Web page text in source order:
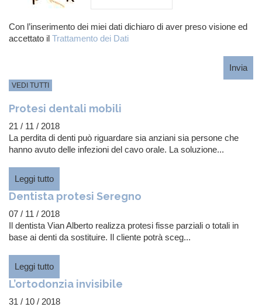
Con l’inserimento dei miei dati dichiaro di aver preso visione ed
accettato il Trattamento dei Dati
Invia
VEDI TUTTI
Protesi dentali mobili
21 / 11 / 2018
La perdita di denti può riguardare sia anziani sia persone che
hanno avuto delle infezioni del cavo orale. La soluzione...
Leggi tutto
Dentista protesi Seregno
07 / 11 / 2018
Il dentista Vian Alberto realizza protesi fisse parziali o totali in
base ai denti da sostituire. Il cliente potrà sceg...
Leggi tutto
L’ortodonzia invisibile
31 / 10 / 2018